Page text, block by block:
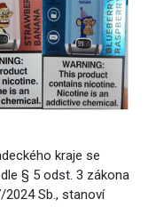
kraje se
§ 5 odst. 3 zákona
Sb., stanoví